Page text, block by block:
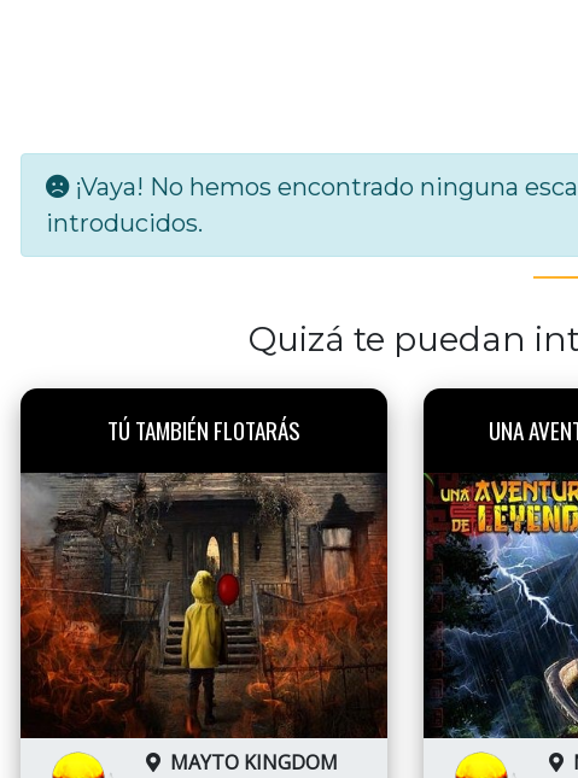
¡Vaya! No hemos encontrado ninguna
introducidos.
Quizá te puedan
TÚ TAMBIÉN FLOTARÁS
MAYTO KINGDOM
UNA